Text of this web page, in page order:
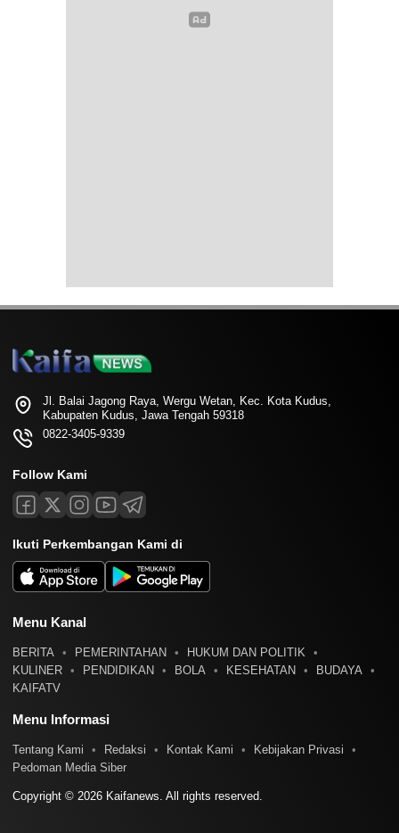
Jl. Balai Jagong Raya, Wergu Wetan, Kec. Kota Kudus,
Kabupaten Kudus, Jawa Tengah 59318
0822-3405-9339
Follow Kami
Ikuti Perkembangan Kami di
Menu Kanal
BERITA PEMERINTAHAN
HUKUM DAN POLITIK
KULINER
PENDIDIKAN BOLA KESEHATAN
BUDAYA
KAIFATV
Menu Informasi
Tentang Kami Redaksi Kontak Kami
Kebijakan Privasi
Pedoman Media Siber
Copyright © 2026 Kaifanews. All rights reserved.